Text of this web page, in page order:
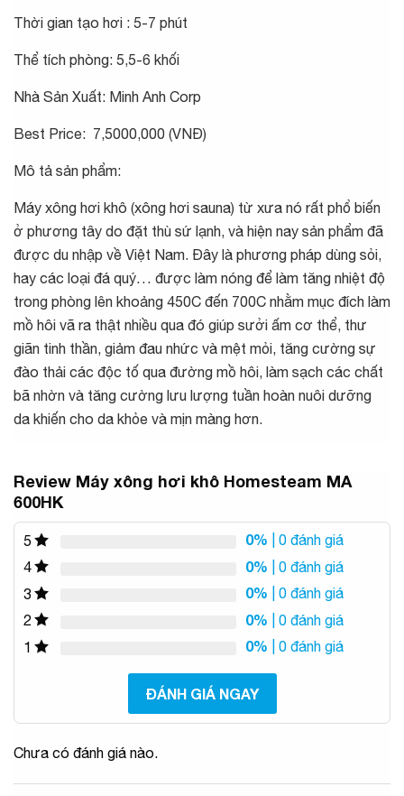
Thời gian tạo hơi : 5-7 phút
Thể tích phòng: 5,5-6 khối
Nhà Sản Xuất: Minh Anh Corp
Best Price: 7,5000,000 (VNĐ)
Mô tả sản phẩm:
Máy xông hơi khô (xông hơi sauna) từ xưa nó rất phổ biến
ở phương tây do đặt thù sứ lạnh, và hiện nay sản phẩm đã
được du nhập về Việt Nam. Đây là phương pháp dùng sỏi,
hay các loại đá quý… được làm nóng để làm tăng nhiệt độ
trong phòng lên khoảng 450C đến 700C nhằm mục đích làm
mồ hôi vã ra thật nhiều qua đó giúp sưởi ấm cơ thể, thư
giãn tinh thần, giảm đau nhức và mệt mỏi, tăng cường sự
đào thải các độc tố qua đường mồ hôi, làm sạch các chất
bã nhờn và tăng cường lưu lượng tuần hoàn nuôi dưỡng
da khiến cho da khỏe và mịn màng hơn.
Review Máy xông hơi khô Homesteam MA
600HK
5 0% | 0 đánh giá
4
0% | 0 đánh giá
3
0% | 0 đánh giá
2
0% | 0 đánh giá
1
0% | 0 đánh giá
ĐÁNH GIÁ NGAY
Chưa có đánh giá nào.